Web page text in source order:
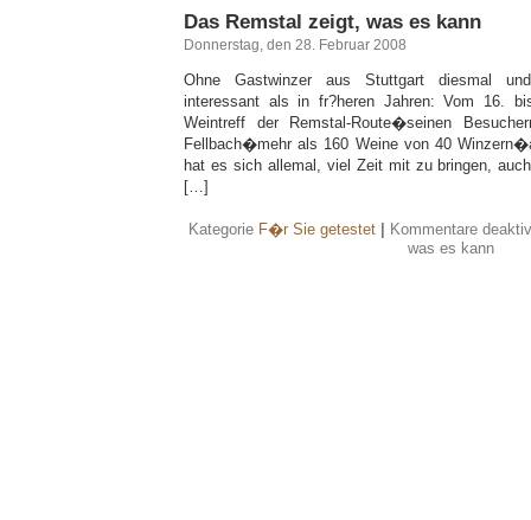
Das Remstal zeigt, was es kann
Donnerstag, den 28. Februar 2008
Ohne Gastwinzer aus Stuttgart diesmal
interessant als in fr?heren Jahren: Vom 16.
Weintreff der Remstal-Route�seinen
Fellbach�mehr als 160 Weine von 40
hat es sich allemal, viel Zeit mit zu bringen,
[…]
Kategorie F�r Sie getestet
Kommentare
was es kann